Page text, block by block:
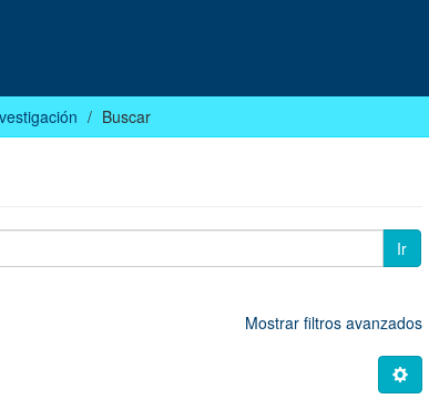
Buscar
Ir
Mostrar filtros avanzados